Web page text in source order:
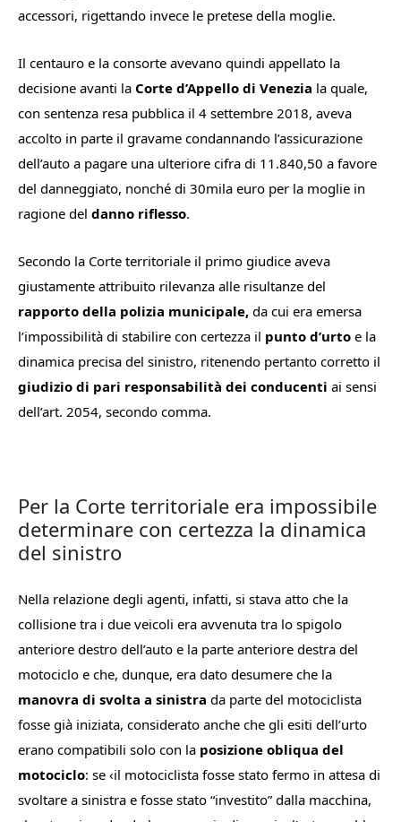
accessori, rigettando invece le pretese della moglie.
Il centauro e la consorte avevano quindi appellato la
decisione avanti la Corte d’Appello di Venezia la quale,
con sentenza resa pubblica il 4 settembre 2018, aveva
accolto in parte il gravame condannando l’assicurazione
dell’auto a pagare una ulteriore cifra di 11.840,50 a favore
del danneggiato, nonché di 30mila euro per la moglie in
ragione del danno riflesso.
Secondo la Corte territoriale il primo giudice aveva
giustamente attribuito rilevanza alle risultanze del
rapporto della polizia municipale, da cui era emersa
l’impossibilità di stabilire con certezza il punto d’urto e la
dinamica precisa del sinistro, ritenendo pertanto corretto il
giudizio di pari responsabilità dei conducenti ai sensi
dell’art. 2054, secondo comma.
Per la Corte territoriale era impossibile
determinare con certezza la dinamica
del sinistro
Nella relazione degli agenti, infatti, si stava atto che la
collisione tra i due veicoli era avvenuta tra lo spigolo
anteriore destro dell’auto e la parte anteriore destra del
motociclo e che, dunque, era dato desumere che la
manovra di svolta a sinistra da parte del motociclista
fosse già iniziata, considerato anche che gli esiti dell’urto
erano compatibili solo con la posizione obliqua del
motociclo: se ‹il motociclista fosse stato fermo in attesa di
svoltare a sinistra e fosse stato “investito” dalla macchina,